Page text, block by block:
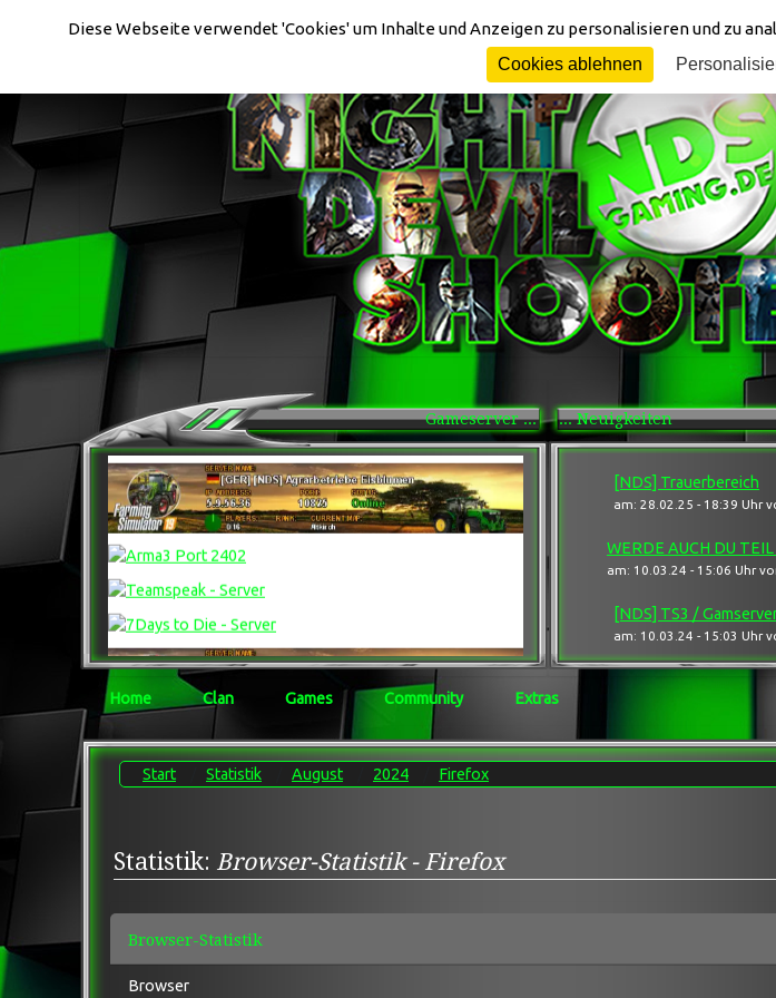
Gameserver ... ... Neuigkeiten
[NDS] Trauerbereich
am: 28.02.25 - 18:39 Uhr
WERDE AUCH DU
am: 10.03.24 - 15:06 Uhr
[NDS] TS3 /
am: 10.03.24 - 15:03 Uhr
Home Clan Games Community Extras
Start Statistik August 2024 Firefox
Statistik: Browser-Statistik - Firefox
Browser-Statistik
Browser
Diese Webseite verwendet 'Cookies' um Inhalte und Anzeigen zu personalisieren und zu
Cookies ablehnen